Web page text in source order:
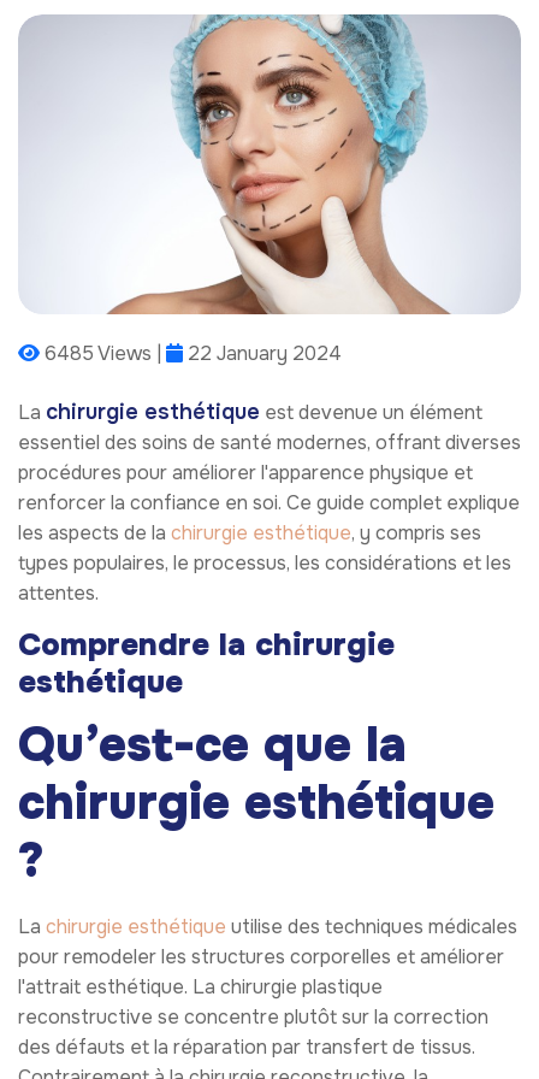
6485 Views | 22 January 2024
La chirurgie esthétique est devenue un élément
essentiel des soins de santé modernes, offrant diverses
procédures pour améliorer l'apparence physique et
renforcer la confiance en soi. Ce guide complet explique
les aspects de la chirurgie esthétique, y compris ses
types populaires, le processus, les considérations et les
attentes.
Comprendre la chirurgie
esthétique
Qu’est-ce que la
chirurgie esthétique
?
La chirurgie esthétique utilise des techniques médicales
pour remodeler les structures corporelles et améliorer
l'attrait esthétique. La chirurgie plastique
reconstructive se concentre plutôt sur la correction
des défauts et la réparation par transfert de tissus.